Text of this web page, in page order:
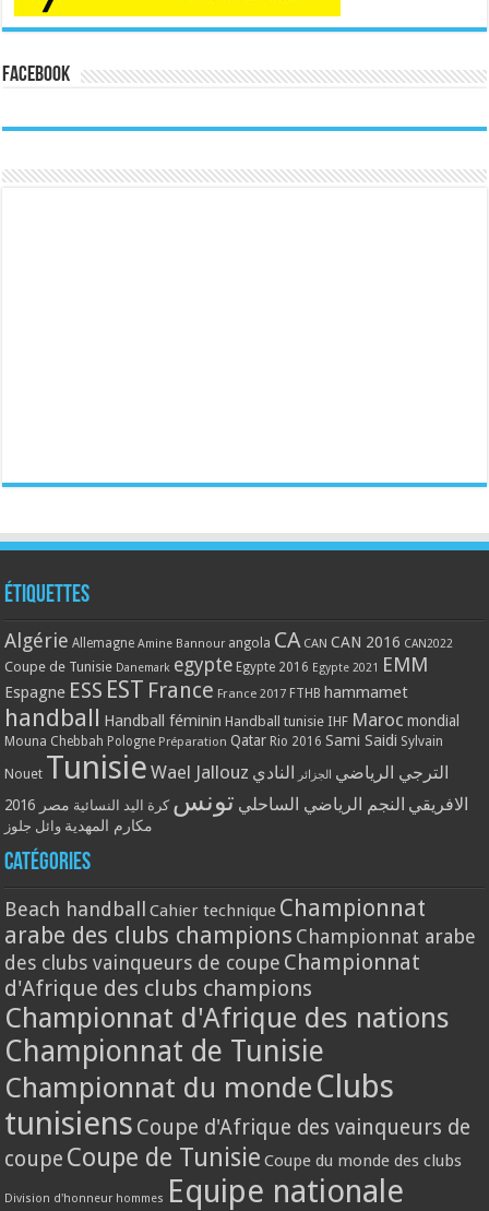
Facebook
Étiquettes
Algérie Allemagne Amine Bannour angola CA CAN CAN 2016 CAN2022
Coupe de Tunisie Danemark egypte Egypte 2016 Egypte 2021 EMM
Espagne ESS EST France France 2017 FTHB hammamet
handball Handball féminin Handball tunisie IHF Maroc mondial
Mouna Chebbah Pologne Préparation Qatar Rio 2016 Sami Saidi Sylvain
Nouet Tunisie Wael Jallouz الترجي الرياضي الجزائر النادي
الافريقي النجم الرياضي الساحلي تونس كرة اليد النسائية مصر 2016
مكارم المهدية وائل جلوز
Catégories
Beach handball Cahier technique Championnat
arabe des clubs champions Championnat arabe
des clubs vainqueurs de coupe Championnat
d'Afrique des clubs champions
Championnat d'Afrique des nations
Championnat de Tunisie
Championnat du monde Clubs
tunisiens Coupe d'Afrique des vainqueurs de
coupe Coupe de Tunisie Coupe du monde des clubs
Division d'honneur hommes Equipe nationale